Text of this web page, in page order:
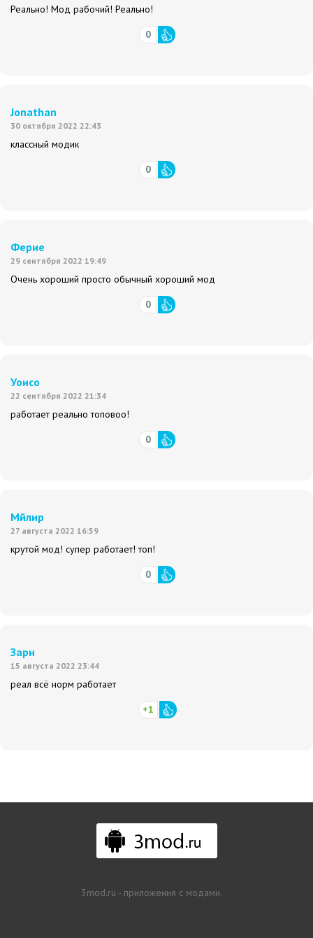
Реально! Мод рабочий! Реально!
0
Jonathan
30 октября 2022 22:43
классный модик
0
Ферие
29 сентября 2022 19:49
Очень хороший просто обычный хороший мод
0
Уоисо
22 сентября 2022 21:34
работает реально топовоо!
0
Мйлир
27 августа 2022 16:59
крутой мод! супер работает! топ!
0
Зарн
15 августа 2022 23:44
реал всё норм работает
+1
3mod.ru - приложения с модами.